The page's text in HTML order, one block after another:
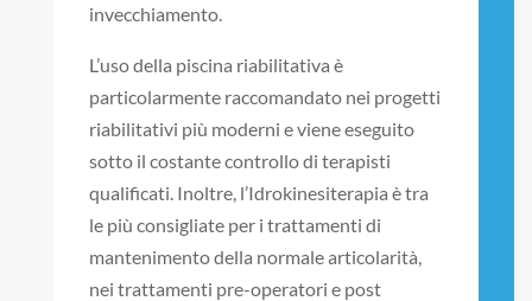
invecchiamento.
L’uso della piscina riabilitativa è
particolarmente raccomandato nei progetti
riabilitativi più moderni e viene eseguito
sotto il costante controllo di terapisti
qualificati. Inoltre, l’Idrokinesiterapia è tra
le più consigliate per i trattamenti di
mantenimento della normale articolarità,
nei trattamenti pre-operatori e post